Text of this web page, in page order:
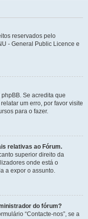
reservados pelo
- General Public Licence e
Se acredita que
um erro, por favor visite
para o fazer.
relativas ao Fórum.
superior direito da
onde está o
a expor o assunto.
do fórum?
“Contacte-nos”, se a